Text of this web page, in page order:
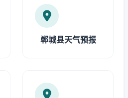
郸城县天气预报